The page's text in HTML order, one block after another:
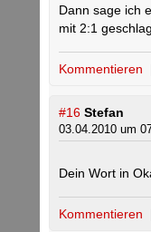
Dann sage ich
mit 2:1
Kommentieren
#16 Stefan
03.04.2010 um
Dein Wort in
Kommentieren